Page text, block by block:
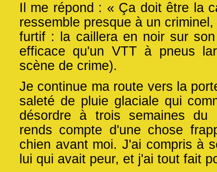
Il me répond : « Ça doit être la
ressemble presque à un
furtif : la caillera en noir sur
efficace qu'un VTT à pneus
scène de crime).
Je continue ma route vers la
saleté de pluie glaciale qui
désordre à trois semaines
rends compte d'une chose
chien avant moi. J'ai compris à
lui qui avait peur, et j'ai tout fait